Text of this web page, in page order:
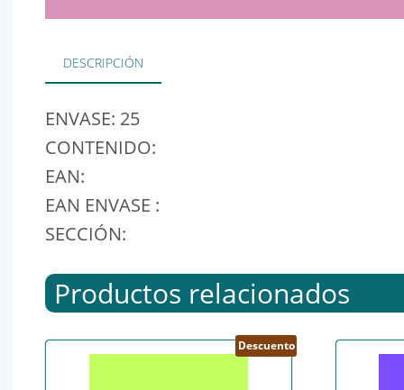
DESCRIPCIÓN
ENVASE: 25
CONTENIDO:
EAN:
EAN ENVASE :
SECCIÓN:
Productos relacionados
Descuento